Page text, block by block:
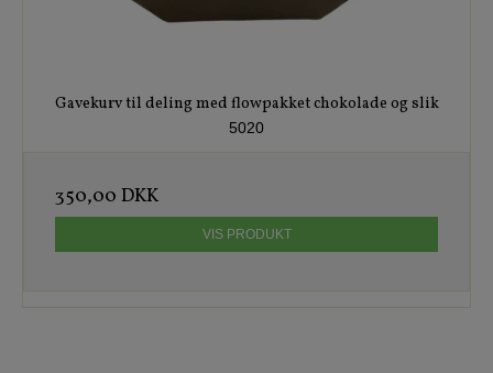
Gavekurv til deling med flowpakket chokolade og slik
5020
350,00 DKK
VIS PRODUKT